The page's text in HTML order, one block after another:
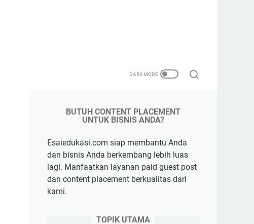
BUTUH CONTENT PLACEMENT
UNTUK BISNIS ANDA?
Esaiedukasi.com siap membantu Anda
dan bisnis Anda berkembang lebih luas
lagi. Manfaatkan layanan paid guest post
dan content placement berkualitas dari
kami.
TOPIK UTAMA